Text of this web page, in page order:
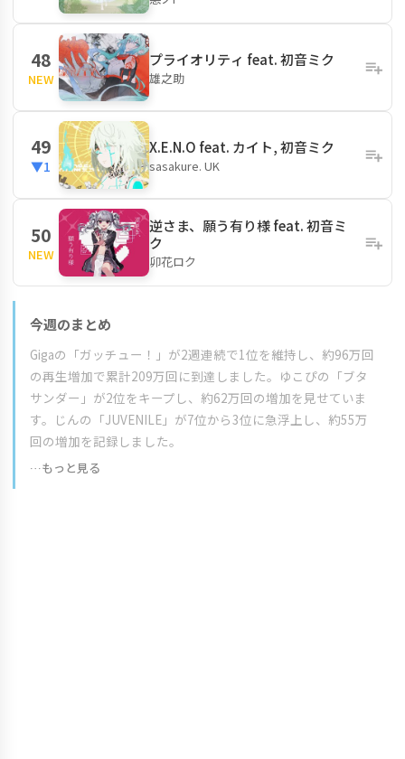
48
NEW
プライオリティ feat. 初音ミク
雄之助
49
▼1
X.E.N.O feat. カイト, 初音ミク
sasakure. UK
50
NEW
逆さま、願う有り様 feat. 初音ミ
ク
卯花ロク
今週のまとめ
Gigaの「ガッチュー！」が2週連続で1位を維持し、約96万回
の再生増加で累計209万回に到達しました。ゆこぴの「ブタ
サンダー」が2位をキープし、約62万回の増加を見せていま
す。じんの「JUVENILE」が7位から3位に急浮上し、約55万
回の増加を記録しました。
…もっと見る